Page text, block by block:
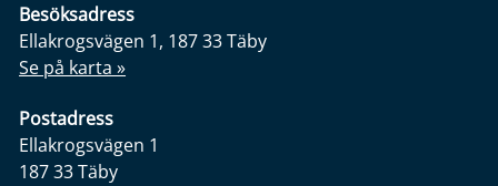
Besöksadress
Ellakrogsvägen 1, 187 33 Täby
Se på karta »
Postadress
Ellakrogsvägen 1
187 33 Täby